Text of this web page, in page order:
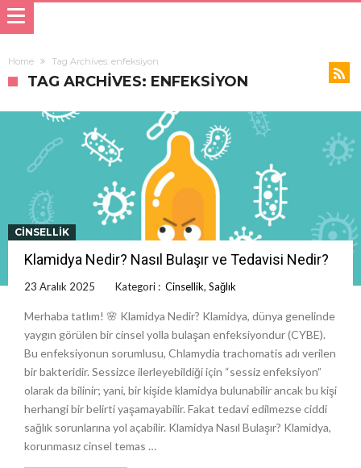
Home Tag Archives: enfeksiyon
TAG ARCHIVES: ENFEKSIYON
CINSELLIK
Klamidya Nedir? Nasıl Bulaşır ve Tedavisi Nedir?
23 Aralık 2025 Kategori : Cinsellik, Sağlık
Merhaba tatlım! 🌸 Klamidya Nedir? Klamidya, dünya genelinde
yaygın görülen bir cinsel yolla bulaşan enfeksiyondur (CYBE).
Bu enfeksiyonun sorumlusu, Chlamydia trachomatis adı verilen
bir bakteridir. Sessizce ilerleyebildiği için “sessiz enfeksiyon”
olarak da bilinir; yani, bir kişide klamidya bulunabilir ancak bu kişi
herhangi bir belirti yaşamayabilir. Fakat tedavi edilmezse ciddi
sağlık sorunlarına yol açabilir. Klamidya Nasıl Bulaşır? Klamidya,
korunmasız cinsel temas …